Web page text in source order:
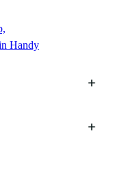
Handy
+
+